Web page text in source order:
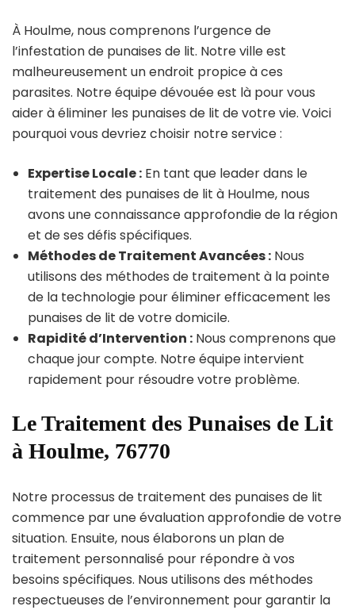
À Houlme, nous comprenons l’urgence de
l’infestation de punaises de lit. Notre ville est
malheureusement un endroit propice à ces
parasites. Notre équipe dévouée est là pour vous
aider à éliminer les punaises de lit de votre vie. Voici
pourquoi vous devriez choisir notre service :
Expertise Locale : En tant que leader dans le
traitement des punaises de lit à Houlme, nous
avons une connaissance approfondie de la région
et de ses défis spécifiques.
Méthodes de Traitement Avancées : Nous
utilisons des méthodes de traitement à la pointe
de la technologie pour éliminer efficacement les
punaises de lit de votre domicile.
Rapidité d’Intervention : Nous comprenons que
chaque jour compte. Notre équipe intervient
rapidement pour résoudre votre problème.
Le Traitement des Punaises de Lit
à Houlme, 76770
Notre processus de traitement des punaises de lit
commence par une évaluation approfondie de votre
situation. Ensuite, nous élaborons un plan de
traitement personnalisé pour répondre à vos
besoins spécifiques. Nous utilisons des méthodes
respectueuses de l’environnement pour garantir la